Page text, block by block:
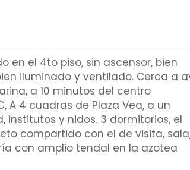
en el 4to piso, sin ascensor, bien
iluminado y ventilado. Cerca a
a 10 minutos del centro
A 4 cuadras de Plaza Vea, a un
institutos y nidos. 3 dormitorios, el
compartido con el de visita,
con amplio tendal en la azotea
VENDE
US$ 90,000
DEPARTAMENTO
San Miguel
68 m²
68 m²
2
2